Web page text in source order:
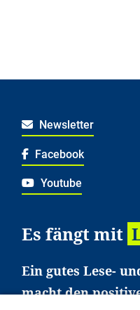
Newsletter
Facebook
Youtube
Es fängt mit
Ein gutes Lese-
macht den